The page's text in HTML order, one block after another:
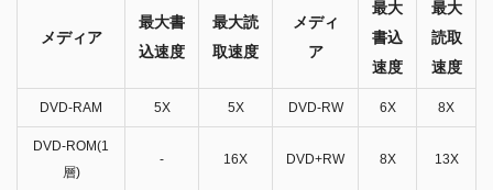
メディア
最大書
込速度
最大読
取速度
メディ
ア
最大
書込
速度
最大
読取
速度
DVD-RAM 5X 5X DVD-RW 6X 8X
DVD-ROM(1
層)
- 16X DVD+RW 8X 13X